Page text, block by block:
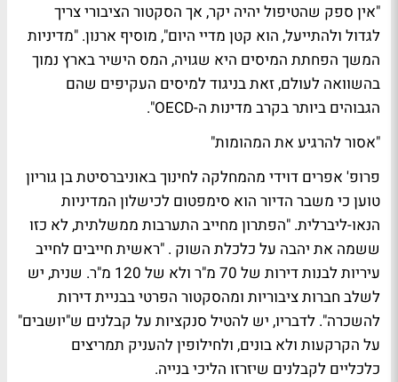
"אין ספק שהטיפול יהיה יקר, אך הסקטור הציבורי צריך
לגדול ולהתייעל, הוא קטן מדיי היום", מוסיף ארנון. "מדיניות
המשך הפחתת המיסים היא שגויה, המס הישיר בארץ נמוך
בהשוואה לעולם, זאת בניגוד למיסים העקיפים שהם
הגבוהים ביותר בקרב מדינות ה-OECD".
"אסור להרגיע את המהומות"
פרופ' אפרים דוידי מהמחלקה לחינוך באוניברסיטת בן גוריון
טוען כי משבר הדיור הוא סימפטום לכישלון המדיניות
הנאו-ליברלית. "הפתרון מחייב התערבות ממשלתית, לא כזו
ששמה את יהבה על כלכלת השוק . "ראשית חייבים לחייב
עיריות לבנות דירות של 70 מ"ר ולא של 120 מ"ר. שנית, יש
לשלב חברות ציבוריות ומהסקטור הפרטי בבניית דירות
להשכרה". לדבריו, יש להטיל סנקציות על קבלנים ש"יושבים"
על הקרקעות ולא בונים, ולחילופין להעניק תמריצים
כלכליים לקבלנים שיזרזו הליכי בנייה.